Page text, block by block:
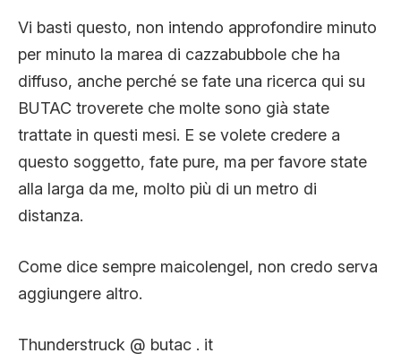
Vi basti questo, non intendo approfondire minuto
per minuto la marea di cazzabubbole che ha
diffuso, anche perché se fate una ricerca qui su
BUTAC troverete che molte sono già state
trattate in questi mesi. E se volete credere a
questo soggetto, fate pure, ma per favore state
alla larga da me, molto più di un metro di
distanza.
Come dice sempre maicolengel, non credo serva
aggiungere altro.
Thunderstruck @ butac . it